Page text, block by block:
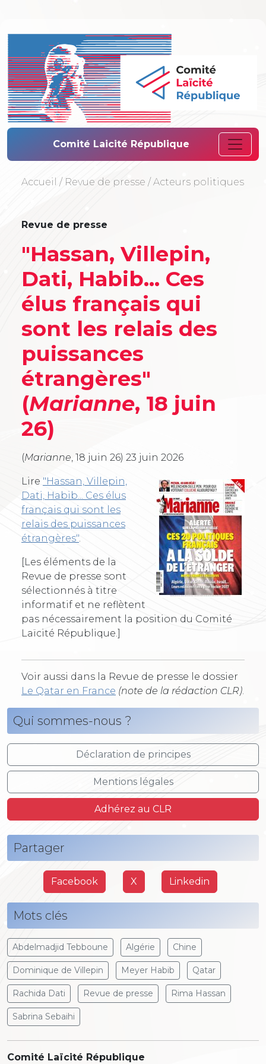
Comité Laïcité
Comité Laicité République
Accueil / Revue de presse / Acteurs politiques
Revue de presse
"Hassan, Villepin,
Dati, Habib... Ces
élus français qui
sont les relais des
puissances
étrangères"
(Marianne, 18 juin
26)
(Marianne , 18 juin 26) 23 juin 2026
Lire "Hassan, Villepin,
Dati, Habib... Ces élus
français qui sont les
relais des puissances
étrangères"
[Les éléments de la
Revue de presse sont
sélectionnés à titre
informatif et ne reflètent
pas nécessairement la position du Comité
Laïcité République.]
Voir aussi dans la Revue de presse le dossier
Le Qatar en France (note de la rédaction CLR)
Qui sommes-nous ?
Déclaration de principes
Mentions légales
Adhérez au CLR
Partager
Facebook X Linkedin
Mots clés
Abdelmadjid Tebboune Algérie Chine
Dominique de Villepin Meyer Habib Qatar
Rachida Dati Revue de presse Rima Hassan
Sabrina Sebaihi
Comité Laïcité République